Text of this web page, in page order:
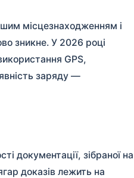
місцезнаходженням і
зникне. У 2026 році
GPS,
заряду —
документації, зібраної на
доказів лежить на